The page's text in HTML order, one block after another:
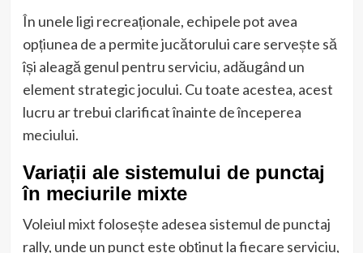
În unele ligi recreaționale, echipele pot avea
opțiunea de a permite jucătorului care servește să
își aleagă genul pentru serviciu, adăugând un
element strategic jocului. Cu toate acestea, acest
lucru ar trebui clarificat înainte de începerea
meciului.
Variații ale sistemului de punctaj
în meciurile mixte
Voleiul mixt folosește adesea sistemul de punctaj
rally, unde un punct este obținut la fiecare serviciu,